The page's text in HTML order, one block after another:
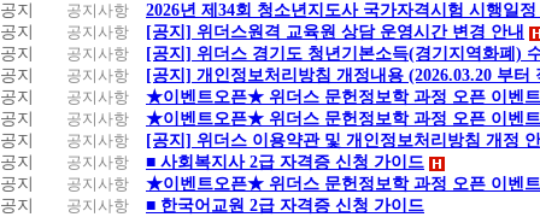
공지
공지사항
2026년 제34회 청소년지도사 국가자격시험 시행일
공지
공지사항
[공지] 위더스원격 교육원 상담 운영시간 변경 안내
공지
공지사항
[공지] 위더스 경기도 청년기본소득(경기지역화폐)
공지
공지사항
[공지] 개인정보처리방침 개정내용 (2026.03.20 부터
공지
공지사항
★이벤트오픈★ 위더스 문헌정보학 과정 오픈 이벤
공지
공지사항
★이벤트오픈★ 위더스 문헌정보학 과정 오픈 이벤
공지
공지사항
[공지] 위더스 이용약관 및 개인정보처리방침 개정
공지
공지사항
■ 사회복지사 2급 자격증 신청 가이드
공지
공지사항
★이벤트오픈★ 위더스 문헌정보학 과정 오픈 이벤
공지
공지사항
■ 한국어교원 2급 자격증 신청 가이드